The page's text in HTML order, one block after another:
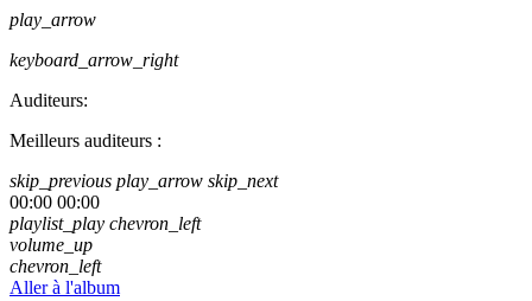
play_arrow
keyboard_arrow_right
Auditeurs:
Meilleurs auditeurs :
skip_previous play_arrow skip_next
00:00 00:00
playlist_play chevron_left
volume_up
chevron_left
Aller à l'album